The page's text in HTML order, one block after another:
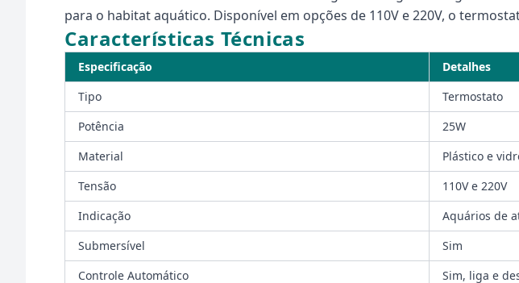
para o habitat aquático. Disponível em opções de 110V e 220V, o
Características Técnicas
Especificação
Detalhes
Tipo
Termostato
Potência
25W
Material
Plástico e
Tensão
110V e 220V
Indicação
Aquários de
Submersível
Sim
Controle Automático
Sim, liga e